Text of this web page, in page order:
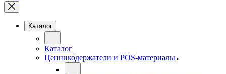
Каталог
Каталог
Ценникодержатели и POS-материалы